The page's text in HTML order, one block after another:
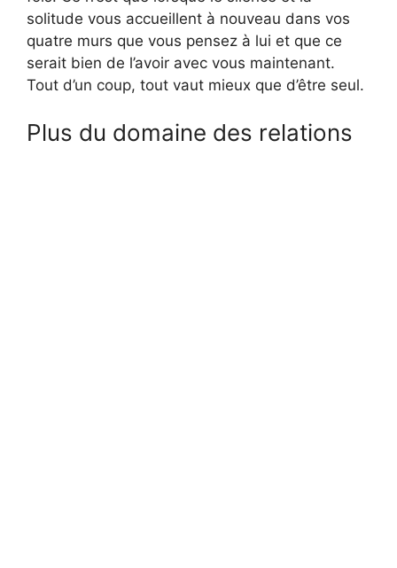
solitude vous accueillent à nouveau dans vos
quatre murs que vous pensez à lui et que ce
serait bien de l’avoir avec vous maintenant.
Tout d’un coup, tout vaut mieux que d’être seul.
Plus du domaine des relations